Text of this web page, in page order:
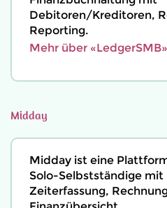
Debitoren/Kreditoren,
Reporting.
Mehr über
Midday
Midday ist eine
Solo-Selbstständige mit
Zeiterfassung,